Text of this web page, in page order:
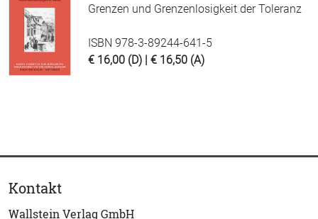
Grenzen und Grenzenlosigkeit der Toleranz
ISBN 978-3-89244-641-5
€ 16,00 (D) | € 16,50 (A)
Kontakt
Wallstein Verlag GmbH